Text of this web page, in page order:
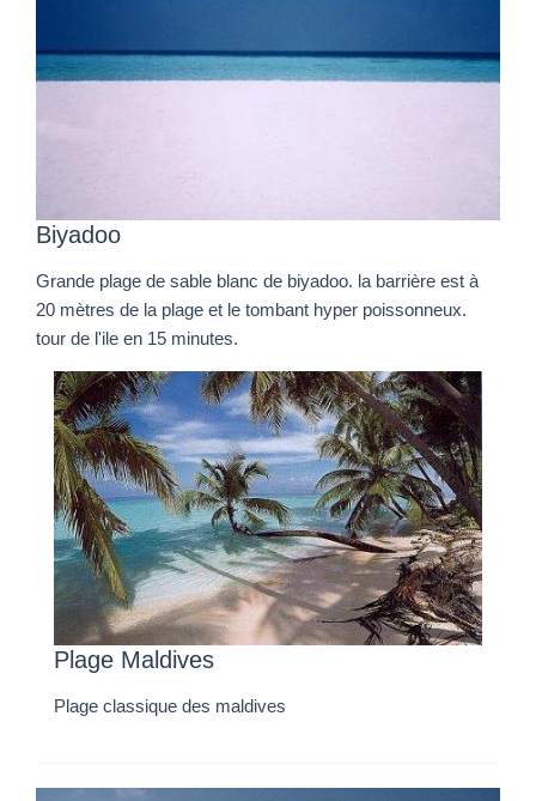
Biyadoo
Grande plage de sable blanc de biyadoo. la barrière est à
20 mètres de la plage et le tombant hyper poissonneux.
tour de l'ile en 15 minutes.
Plage Maldives
Plage classique des maldives